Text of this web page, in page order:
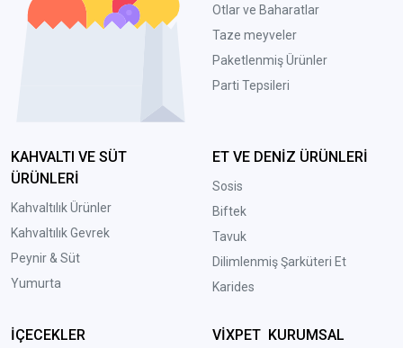
Otlar ve Baharatlar
Taze meyveler
Paketlenmiş Ürünler
Parti Tepsileri
KAHVALTI VE SÜT
ÜRÜNLERİ
Kahvaltılık Ürünler
Kahvaltılık Gevrek
Peynir & Süt
Yumurta
ET VE DENİZ ÜRÜNLERİ
Sosis
Biftek
Tavuk
Dilimlenmiş Şarküteri Et
Karides
İÇECEKLER VİXPET KURUMSAL